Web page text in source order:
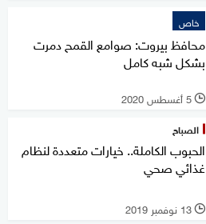
خاص
محافظ بيروت: صوامع القمح دمرت
بشكل شبه كامل
l 5 أغسطس 2020
الصباح
الحبوب الكاملة.. خيارات متعددة لنظام
غذائي صحي
l 13 نوفمبر 2019